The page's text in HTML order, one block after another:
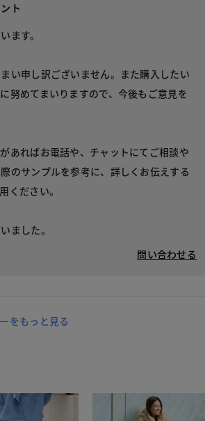
ト
ます。
い申し訳ございません。また購入したい
努めてまいりますので、今後もご意見を
あればお電話や、チャットにてご相談や
のサンプルを参考に、詳しくお伝えする
ください。
ました。
問い合わせる
をもっと見る